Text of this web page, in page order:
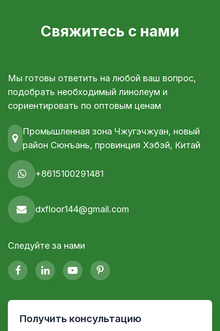
Свяжитесь с нами
Мы готовы ответить на любой ваш вопрос,
подобрать необходимый линолеум и
сориентировать по оптовым ценам
Промышленная зона Чжугэчжуан, новый
район Сюнъань, провинция Хэбэй, Китай
+8615100291481
dxfloor144@gmail.com
Следуйте за нами
Получить консультацию